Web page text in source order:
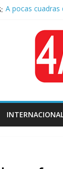
A pocas
Pesar por la
Tras la
Causa AFA: el